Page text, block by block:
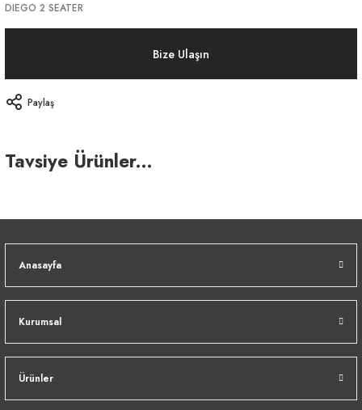
DIEGO 2 SEATER
Bize Ulaşın
Paylaş
Tavsiye Ürünler...
Anasayfa
Kurumsal
Ürünler